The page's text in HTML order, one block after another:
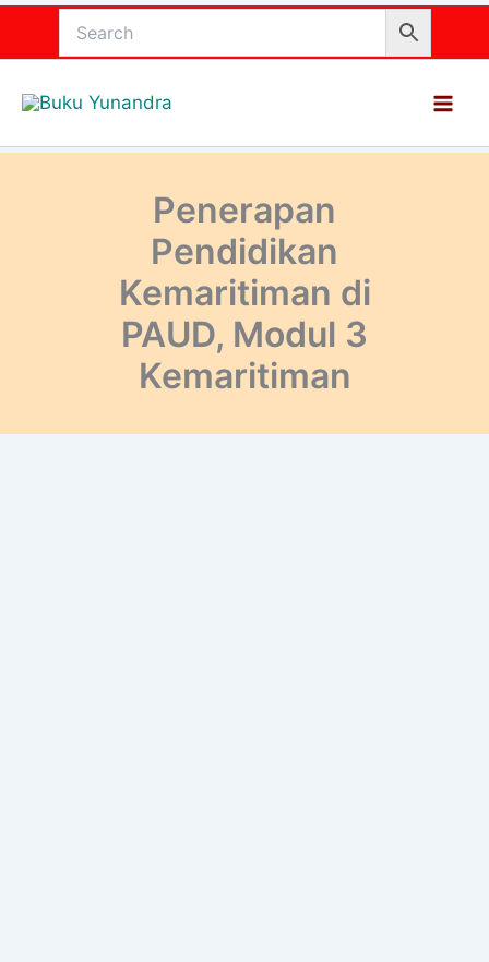
Penerapan
Pendidikan
Kemaritiman di
PAUD, Modul 3
Kemaritiman